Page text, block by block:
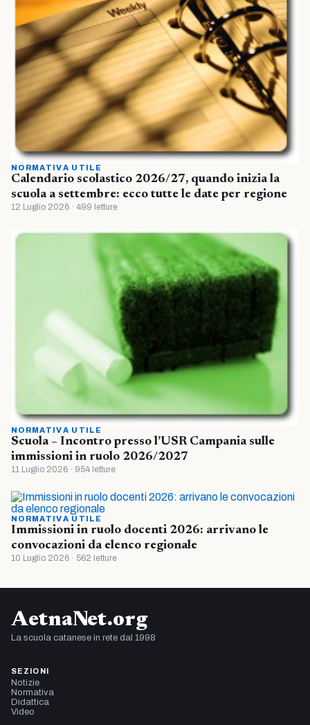
NORMATIVA UTILE
Calendario scolastico 2026/27, quando inizia la
scuola a settembre: ecco tutte le date per regione
12 Luglio 2026 · 499 letture
NORMATIVA UTILE
Scuola – Incontro presso l’USR Campania sulle
immissioni in ruolo 2026/2027
11 Luglio 2026 · 954 letture
NORMATIVA UTILE
Immissioni in ruolo docenti 2026: arrivano le
convocazioni da elenco regionale
10 Luglio 2026 · 562 letture
AetnaNet.org
La scuola catanese in rete dal 1998
SEZIONI
Notizie
Normativa
Didattica
Video